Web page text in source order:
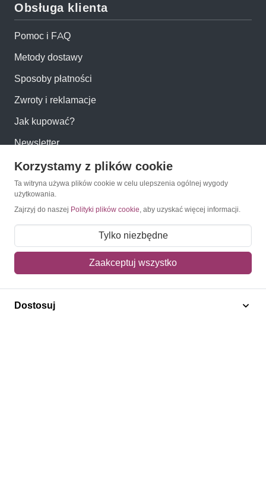
Obsługa klienta
Pomoc i FAQ
Metody dostawy
Sposoby płatności
Zwroty i reklamacje
Jak kupować?
Newsletter
Konto
Moje konto
Mój koszyk
Adres dostawy
Polecamy
Korzystamy z plików cookie
Ta witryna używa plików cookie w celu ulepszenia ogólnej wygody
użytkowania.
Zajrzyj do naszej Polityki plików cookie, aby uzyskać więcej informacji.
Tylko niezbędne
Zaakceptuj wszystko
Dostosuj